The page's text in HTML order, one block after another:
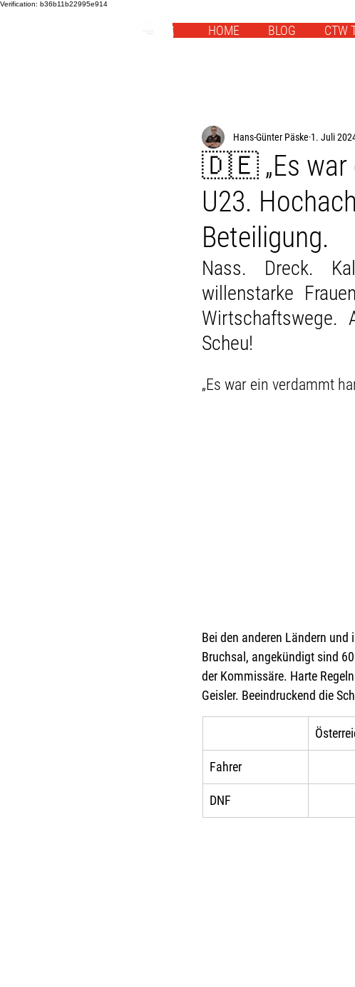
Verification: b36b11b22995e914
HOME BLOG CTW
🇩🇪 „Es war
U23.
Beteiligung.
Hans-Günter Päske 1. Juli
Nass. Dreck.
willenstarke
Wirtschaftswege.
Scheu!
„Es war ein verdammt
Bei den anderen Ländern
Bruchsal, angekündigt sind
der Kommissäre. Harte
Geisler. Beeindruckend die
Fahrer
DNF